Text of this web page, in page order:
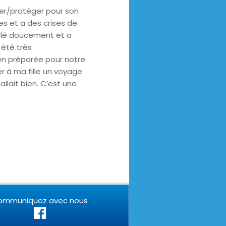
protéger pour son
et a des crises de
doucement et a
très
préparée pour notre
à ma fille un voyage
bien. C’est une
avec nous